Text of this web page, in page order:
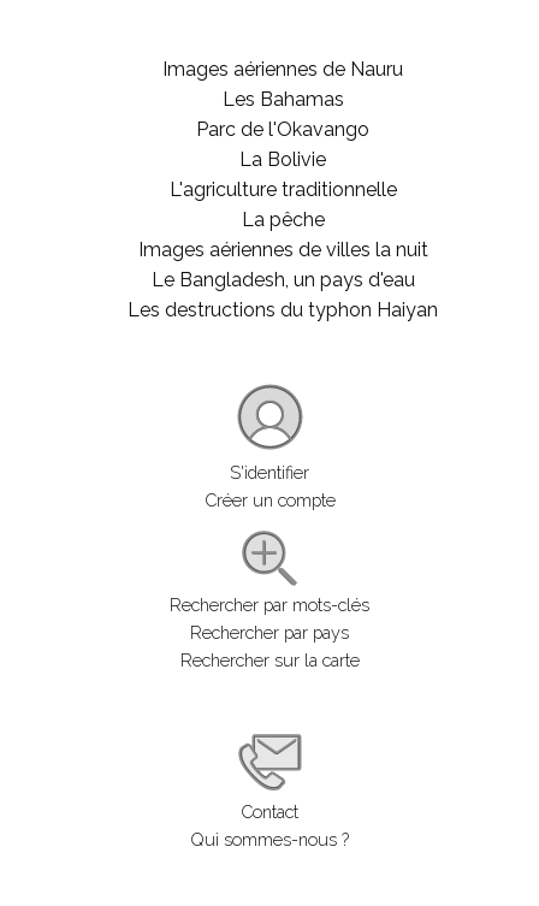
Images aériennes de Nauru
Les Bahamas
Parc de l'Okavango
La Bolivie
L'agriculture traditionnelle
La pêche
Images aériennes de villes la nuit
Le Bangladesh, un pays d'eau
Les destructions du typhon Haiyan
S'identifier
Créer un compte
Rechercher par mots-clés
Rechercher par pays
Rechercher sur la carte
Contact
Qui sommes-nous ?